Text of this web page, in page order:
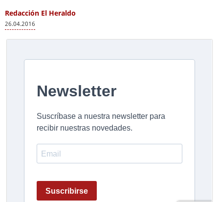
Redacción El Heraldo
26.04.2016